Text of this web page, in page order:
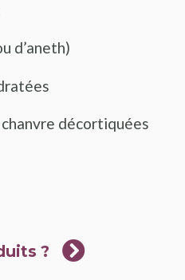
d’aneth)
décortiquées
?